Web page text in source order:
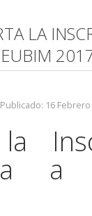
LA
Publicado: 16 Febrero
a